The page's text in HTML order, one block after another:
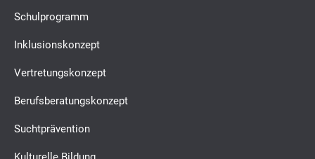
Schulprogramm
Inklusionskonzept
Vertretungskonzept
Berufsberatungskonzept
Suchtprävention